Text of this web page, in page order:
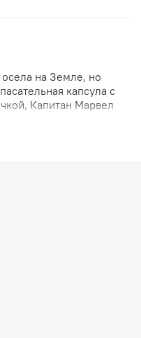
на Земле, но
капсула с
Капитан Марвел
Галактического
знакомые из Стражей
Marvel (2014) #1-6.
стр.